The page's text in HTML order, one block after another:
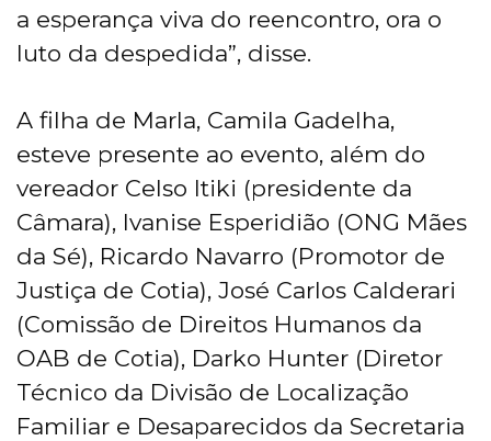
a esperança viva do reencontro, ora o
luto da despedida”, disse.
A filha de Marla, Camila Gadelha,
esteve presente ao evento, além do
vereador Celso Itiki (presidente da
Câmara), Ivanise Esperidião (ONG Mães
da Sé), Ricardo Navarro (Promotor de
Justiça de Cotia), José Carlos Calderari
(Comissão de Direitos Humanos da
OAB de Cotia), Darko Hunter (Diretor
Técnico da Divisão de Localização
Familiar e Desaparecidos da Secretaria